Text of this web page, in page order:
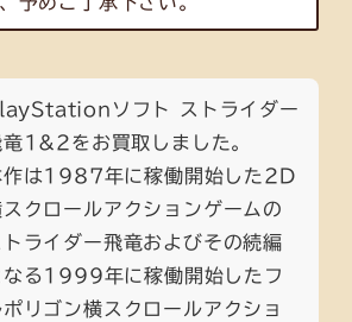
ソフト ストライダー
竜1&2をお買取しました。
作は1987年に稼働開始した2D
スクロールアクションゲームの
トライダー飛竜およびその続編
なる1999年に稼働開始したフ
ポリゴン横スクロールアクショ